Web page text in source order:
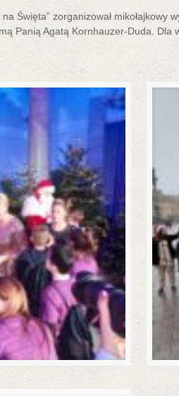
Święta” zorganizował
Panią Agatą Kornhauzer-Duda.